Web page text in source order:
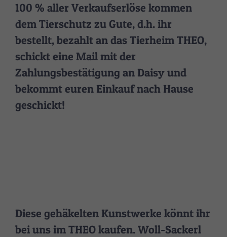
100 % aller Verkaufserlöse kommen
dem Tierschutz zu Gute, d.h. ihr
bestellt, bezahlt an das Tierheim THEO,
schickt eine Mail mit der
Zahlungsbestätigung an Daisy und
bekommt euren Einkauf nach Hause
geschickt!
Diese gehäkelten Kunstwerke könnt ihr
bei uns im THEO kaufen. Woll-Sackerl